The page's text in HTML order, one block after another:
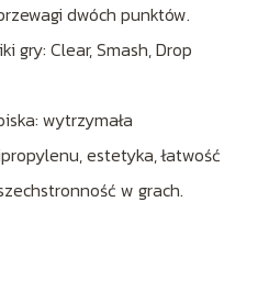
dwóch punktów.
gry: Clear, Smash, Drop
wytrzymała
estetyka, łatwość
w grach.